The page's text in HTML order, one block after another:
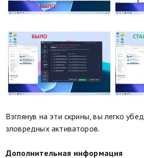
Взглянув на эти скрины, вы легко
зловредных активаторов.
Дополнительная информация